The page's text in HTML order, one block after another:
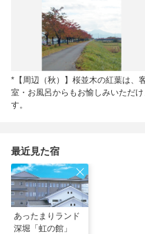
*【周辺（秋）】桜並木の紅葉は、
室・お風呂からもお愉しみいただけ
す。
最近見た宿
あったまりランド
深堀「虹の館」